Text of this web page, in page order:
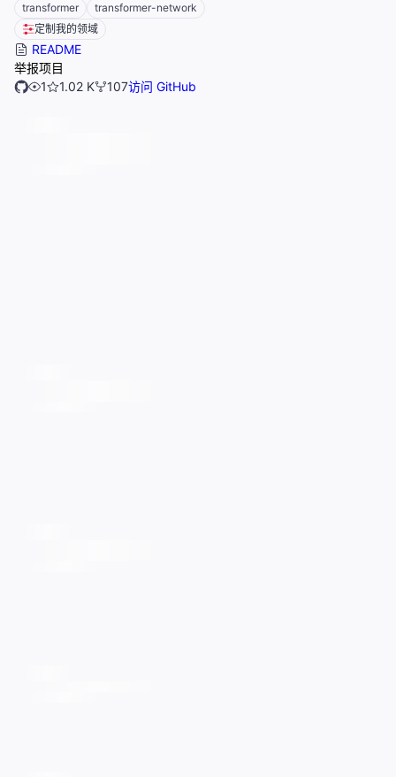
transformer
transformer-network
定制我的领域
README
举报项目
1
1.02 K 107访问 GitHub